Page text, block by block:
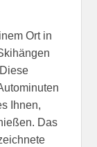
Ort in
Ihnen,
Das